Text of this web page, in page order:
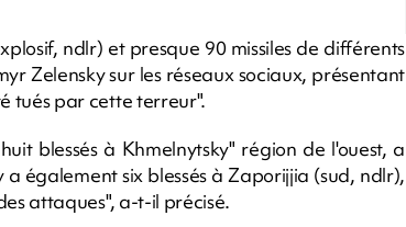
ndlr) et presque 90 missiles de différents
Zelensky sur les réseaux sociaux, présentant
tués par cette terreur".
blessés à Khmelnytsky" région de l'ouest, a
également six blessés à Zaporijjia (sud, ndlr),
attaques", a-t-il précisé.